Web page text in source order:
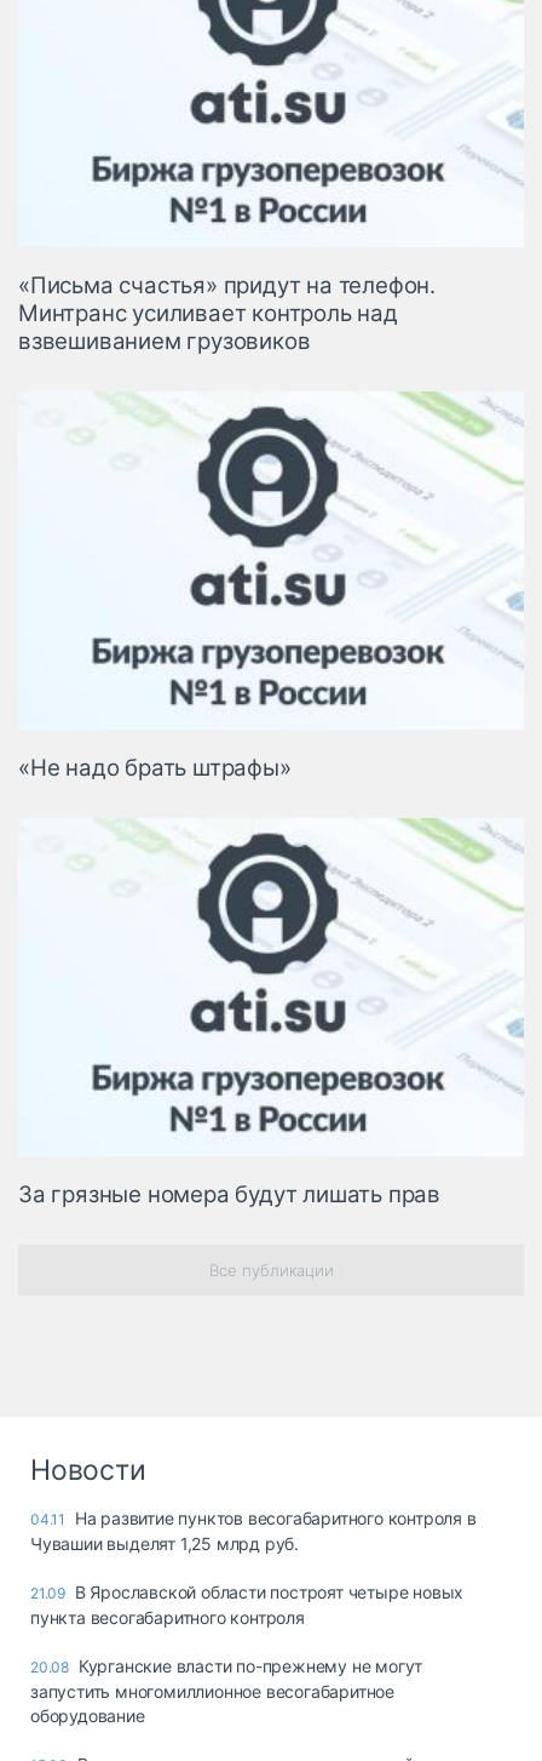
«Письма счастья» придут на телефон.
Минтранс усиливает контроль над
взвешиванием грузовиков
«Не надо брать штрафы»
За грязные номера будут лишать прав
Все публикации
Новости
04.11
На развитие пунктов весогабаритного контроля в
Чувашии выделят 1,25 млрд руб.
21.09 В Ярославской области построят четыре новых
пункта весогабаритного контроля
20.08 Курганские власти по-прежнему не могут
запустить многомиллионное весогабаритное
оборудование